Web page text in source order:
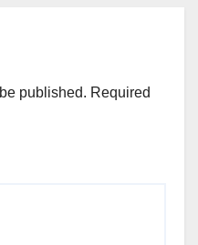
published. Required